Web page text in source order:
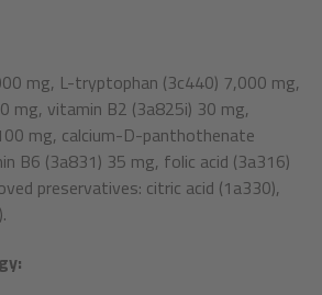
mg, L-tryptophan (3c440) 7,000 mg,
mg, vitamin B2 (3a825i) 30 mg,
mg, calcium-D-panthothenate
B6 (3a831) 35 mg, folic acid (3a316)
preservatives: citric acid (1a330),